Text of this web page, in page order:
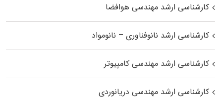
کارشناسی ارشد مهندسی هوافضا
کارشناسی ارشد نانوفناوری – نانومواد
کارشناسی ارشد مهندسی کامپیوتر
کارشناسی ارشد مهندسی دریانوردی